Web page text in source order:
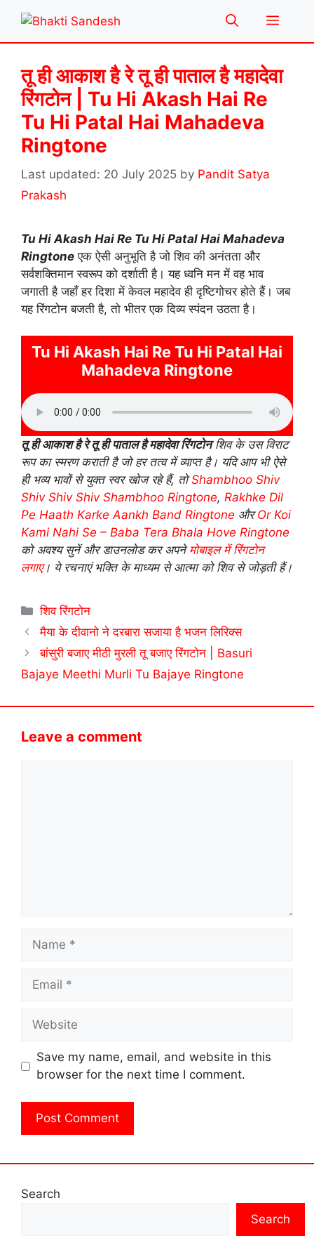
content
Menu
तू ही आकाश है रे तू ही पाताल है महादेवा
रिंगटोन | Tu Hi Akash Hai Re
Tu Hi Patal Hai Mahadeva
Ringtone
20 July 2025 by Pandit Satya
Prakash
Tu Hi Akash Hai Re Tu Hi Patal Hai Mahadeva
Ringtone एक ऐसी अनुभूति है जो शिव की अनंतता और
सर्वशक्तिमान स्वरूप को दर्शाती है। यह ध्वनि मन में वह भाव
जगाती है जहाँ हर दिशा में केवल महादेव ही दृष्टिगोचर होते हैं। जब
यह रिंगटोन बजती है, तो भीतर एक दिव्य स्पंदन उठता है।
Tu Hi Akash Hai Re Tu Hi Patal Hai
Mahadeva Ringtone
तू ही आकाश है रे तू ही पाताल है महादेवा रिंगटोनशिव के उस विराट
रूप का स्मरण कराती है जो हर तत्व में व्याप्त है। यदि आप भी ऐसे
ही भव्य भावों से युक्त स्वर खोज रहे हैं, तोShambhoo Shiv
Shiv Shiv Shiv Shambhoo Ringtone, Rakhke Dil
Pe Haath Karke Aankh Band Ringtone औरOr Koi
Kami Nahi Se – Baba Tera Bhala Hove Ringtone
को अवश्य सुनें और डाउनलोड कर अपनेमोबाइल में रिंगटोन
लगाए। ये रचनाएं भक्ति के माध्यम से आत्मा को शिव से जोड़ती हैं।
Categories
शिव रिंगटोन
मैया के दीवानो ने दरबारा सजाया है भजन लिरिक्स
बांसुरी बजाए मीठी मुरली तू बजाए रिंगटोन | Basuri
Bajaye Meethi Murli Tu Bajaye Ringtone
Leave a comment
Name
Email
Website
Save my name, email, and website in this
browser for the next time I comment.
Search
Search